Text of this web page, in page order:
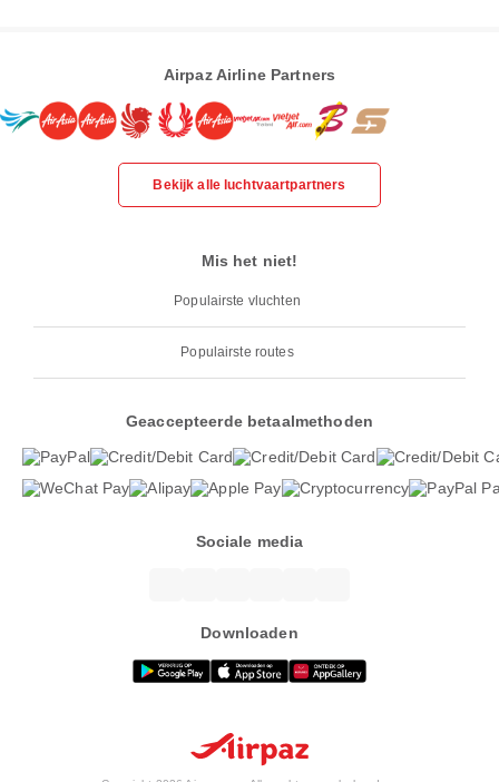
Airpaz Airline Partners
Bekijk alle luchtvaartpartners
Mis het niet!
Populairste vluchten
Populairste routes
Geaccepteerde betaalmethoden
Sociale media
Downloaden